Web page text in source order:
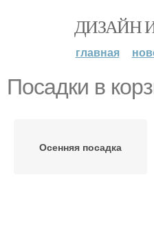
ДИЗАЙН
главная
Посадки в
Осенняя посадка